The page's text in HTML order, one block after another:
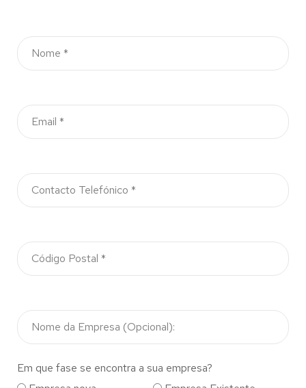
Em que fase se encontra a sua empresa?